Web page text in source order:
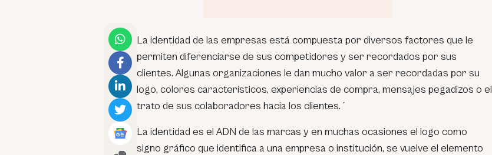
La identidad de las empresas está compuesta por diversos factores que le
permiten diferenciarse de sus competidores y ser recordados por sus
clientes. Algunas organizaciones le dan mucho valor a ser recordadas por su
logo, colores característicos, experiencias de compra, mensajes pegadizos o el
trato de sus colaboradores hacia los clientes.´
La identidad es el ADN de las marcas y en muchas ocasiones el logo como
signo gráfico que identifica a una empresa o institución, se vuelve el elemento